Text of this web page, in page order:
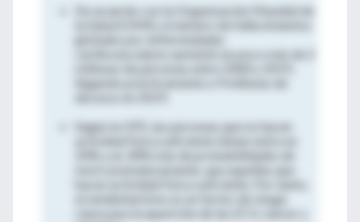
De acuerdo con la Organización Mundial de
cardiovasculares aumentó en poco más de 2
Según la OPS, las personas que no hacen
el sendentarismo es un factor de riesgo